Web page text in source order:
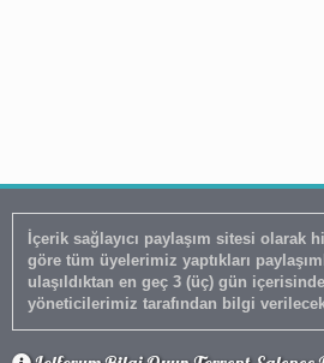
İçerik sağlayıcı paylaşım sitesi olarak hizmet veren LOLFORUM.10TL.NET
göre tüm üyelerimiz yaptıkları
ulaşıldıktan en geç 3 (üç) gün
yöneticilerimiz tarafından bilgi